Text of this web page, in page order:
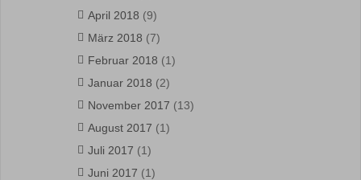
April 2018 (9)
März 2018 (7)
Februar 2018 (1)
Januar 2018 (2)
November 2017 (13)
August 2017 (1)
Juli 2017 (1)
Juni 2017 (1)